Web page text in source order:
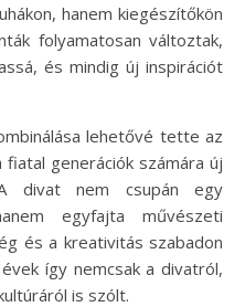
hanem kiegészítőkön
folyamatosan változtak,
és mindig új inspirációt
lehetővé tette az
generációk számára új
divat nem csupán egy
egyfajta művészeti
és a kreativitás szabadon
így nemcsak a divatról,
is szólt.